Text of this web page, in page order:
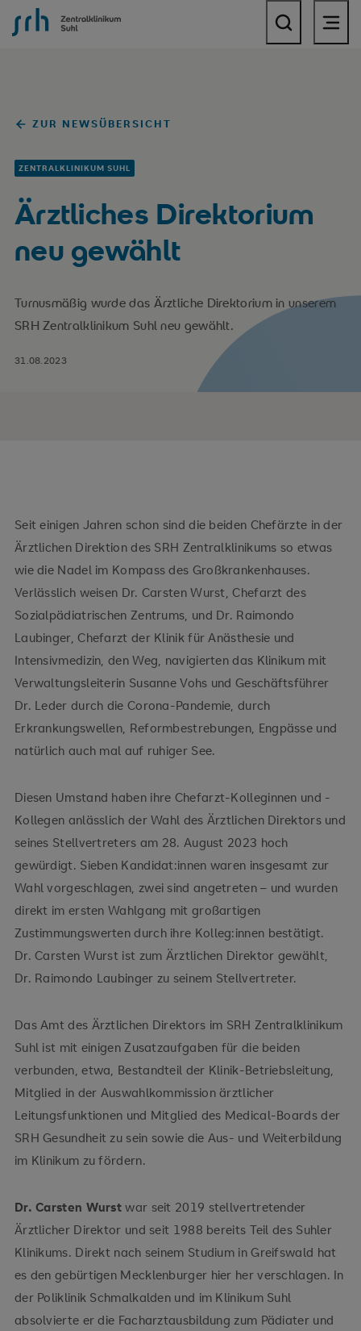
SRH Zentralklinikum Suhl
ZUR NEWSÜBERSICHT
ZENTRALKLINIKUM SUHL
Ärztliches Direktorium
neu gewählt
Turnusmäßig wurde das Ärztliche Direktorium in unserem
SRH Zentralklinikum Suhl neu gewählt.
31.08.2023
Seit einigen Jahren schon sind die beiden Chefärzte in der
Ärztlichen Direktion des SRH Zentralklinikums so etwas
wie die Nadel im Kompass des Großkrankenhauses.
Verlässlich weisen Dr. Carsten Wurst, Chefarzt des
Sozialpädiatrischen Zentrums, und Dr. Raimondo
Laubinger, Chefarzt der Klinik für Anästhesie und
Intensivmedizin, den Weg, navigierten das Klinikum mit
Verwaltungsleiterin Susanne Vohs und Geschäftsführer
Dr. Leder durch die Corona-Pandemie, durch
Erkrankungswellen, Reformbestrebungen, Engpässe und
natürlich auch mal auf ruhiger See.
Diesen Umstand haben ihre Chefarzt-Kolleginnen und -
Kollegen anlässlich der Wahl des Ärztlichen Direktors und
seines Stellvertreters am 28. August 2023 hoch
gewürdigt. Sieben Kandidat:innen waren insgesamt zur
Wahl vorgeschlagen, zwei sind angetreten – und wurden
direkt im ersten Wahlgang mit großartigen
Zustimmungswerten durch ihre Kolleg:innen bestätigt.
Dr. Carsten Wurst ist zum Ärztlichen Direktor gewählt,
Dr. Raimondo Laubinger zu seinem Stellvertreter.
Das Amt des Ärztlichen Direktors im SRH Zentralklinikum
Suhl ist mit einigen Zusatzaufgaben für die beiden
verbunden, etwa, Bestandteil der Klinik-Betriebsleitung,
Mitglied in der Auswahlkommission ärztlicher
Leitungsfunktionen und Mitglied des Medical-Boards der
SRH Gesundheit zu sein sowie die Aus- und Weiterbildung
im Klinikum zu fördern.
Dr. Carsten Wurstwar seit 2019 stellvertretender
Ärztlicher Direktor und seit 1988 bereits Teil des Suhler
Klinikums. Direkt nach seinem Studium in Greifswald hat
es den gebürtigen Mecklenburger hier her verschlagen. In
der Poliklinik Schmalkalden und im Klinikum Suhl
absolvierte er die Facharztausbildung zum Pädiater und